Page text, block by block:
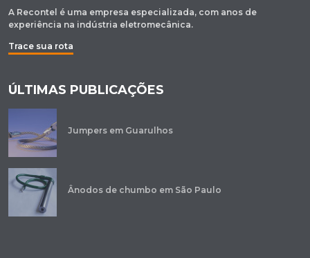
A Recontel é uma empresa especializada, com anos de
experiência na indústria eletromecânica.
Trace sua rota
ÚLTIMAS PUBLICAÇÕES
Jumpers em Guarulhos
Ânodos de chumbo em São Paulo